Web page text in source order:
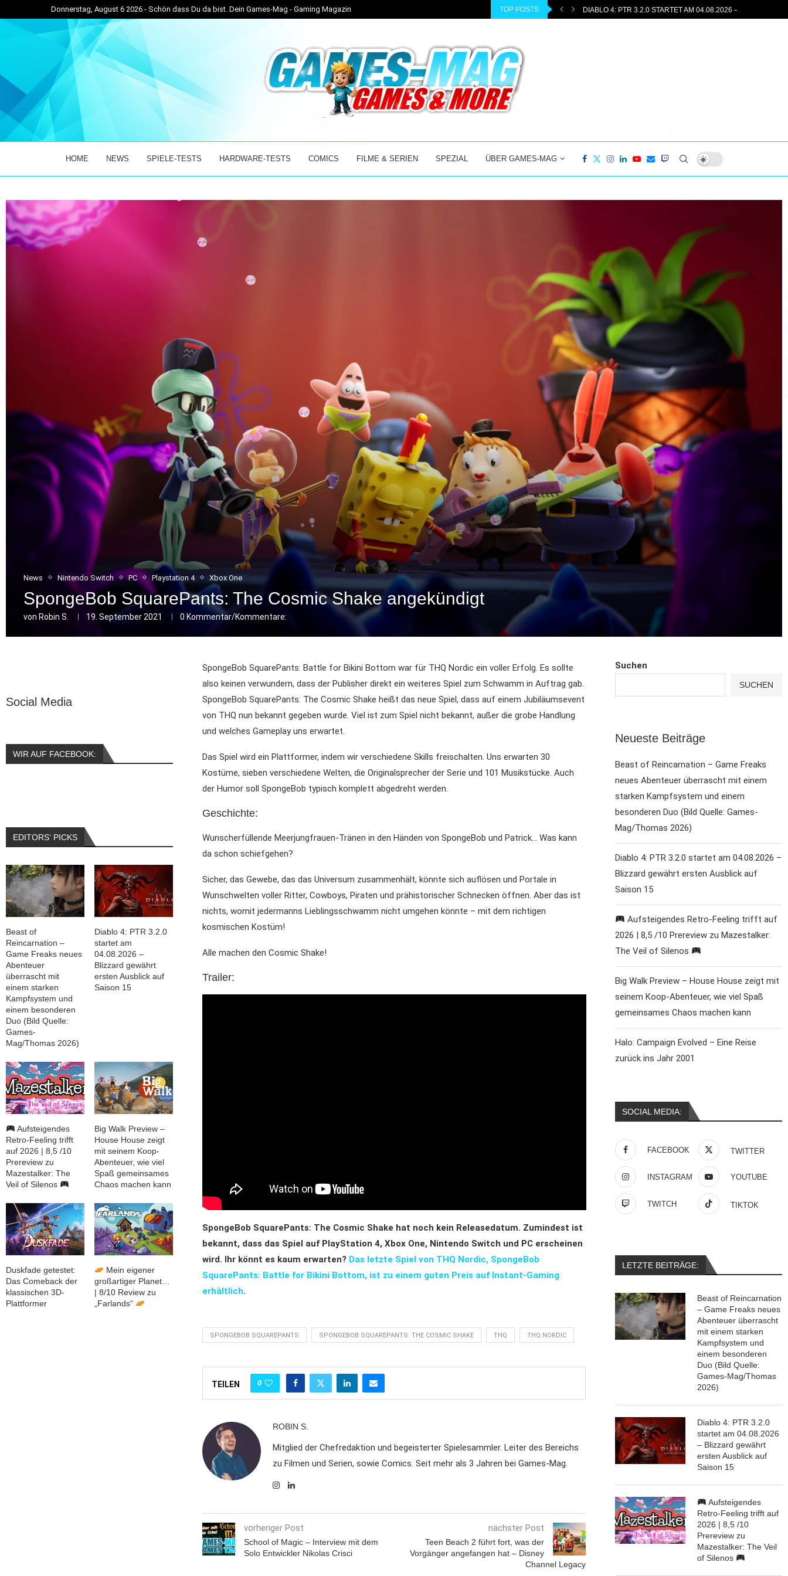
Donnerstag, August 6 2026 - Schön dass Du da bist. Dein Games-Mag - Gaming Magazin TOP POSTS
BEAST OF REINCARNATION – GAME FREAKS NEUES ABENTEUER... DIABLO 4: PTR 3.2.0 STARTET AM 04.08.2026 –... AUFSTEIGENDES RETRO-FEELING TRIFFT AUF 2026 |
HOME NEWS SPIELE-TESTS HARDWARE-TESTS COMICS FILME & SERIEN SPEZIAL ÜBER GAMES-MAG
News Nintendo Switch PC Playstation 4 Xbox One
SpongeBob SquarePants: The Cosmic Shake angekündigt
von Robin S. 19. September 2021 0 Kommentar/Kommentare:
SpongeBob SquarePants: Battle for Bikini Bottom war für THQ Nordic ein voller Erfolg. Es sollte
also keinen verwundern, dass der Publisher direkt ein weiteres Spiel zum Schwamm in Auftrag gab.
SpongeBob SquarePants: The Cosmic Shake heißt das neue Spiel, dass auf einem Jubiläumsevent
von THQ nun bekannt gegeben wurde. Viel ist zum Spiel nicht bekannt, außer die grobe Handlung
und welches Gameplay uns erwartet.
Das Spiel wird ein Plattformer, indem wir verschiedene Skills freischalten. Uns erwarten 30
Kostüme, sieben verschiedene Welten, die Originalsprecher der Serie und 101 Musikstücke. Auch
der Humor soll SpongeBob typisch komplett abgedreht werden.
Geschichte:
Wunscherfüllende Meerjungfrauen-Tränen in den Händen von SpongeBob und Patrick… Was kann
da schon schiefgehen?
Sicher, das Gewebe, das das Universum zusammenhält, könnte sich auflösen und Portale in
Wunschwelten voller Ritter, Cowboys, Piraten und prähistorischer Schnecken öffnen. Aber das ist
nichts, womit jedermanns Lieblingsschwamm nicht umgehen könnte – mit dem richtigen
kosmischen Kostüm!
Alle machen den Cosmic Shake!
Trailer:
SpongeBob SquarePants: The Cosmic Shake hat noch kein Releasedatum. Zumindest ist
bekannt, dass das Spiel auf PlayStation 4, Xbox One, Nintendo Switch und PC erscheinen
wird. Ihr könnt es kaum erwarten? Das letzte Spiel von THQ Nordic, SpongeBob
SquarePants: Battle for Bikini Bottom, ist zu einem guten Preis auf Instant-Gaming
erhältlich.
SPONGEBOB SQUAREPANTS SPONGEBOB SQUAREPANTS: THE COSMIC SHAKE THQ THQ NORDIC
TEILEN 0
ROBIN S.
Mitglied der Chefredaktion und begeisterter Spielesammler. Leiter des Bereichs
zu Filmen und Serien, sowie Comics. Seit mehr als 3 Jahren bei Games-Mag.
vorheriger Post
School of Magic – Interview mit dem
Solo Entwickler Nikolas Crisci
nächster Post
Teen Beach 2 führt fort, was der
Vorgänger angefangen hat – Disney
Channel Legacy
Suchen
SUCHEN
Neueste Beiträge
Beast of Reincarnation – Game Freaks
neues Abenteuer überrascht mit einem
starken Kampfsystem und einem
besonderen Duo (Bild Quelle: Games-
Mag/Thomas 2026)
Diablo 4: PTR 3.2.0 startet am 04.08.2026 –
Blizzard gewährt ersten Ausblick auf
Saison 15
Aufsteigendes Retro-Feeling trifft auf
2026 | 8,5 /10 Prereview zu Mazestalker:
The Veil of Silenos
Big Walk Preview – House House zeigt mit
seinem Koop-Abenteuer, wie viel Spaß
gemeinsames Chaos machen kann
Halo: Campaign Evolved – Eine Reise
zurück ins Jahr 2001
SOCIAL MEDIA:
FACEBOOK TWITTER
INSTAGRAM YOUTUBE
TWITCH TIKTOK
LETZTE BEITRÄGE:
Beast of Reincarnation
– Game Freaks neues
Abenteuer überrascht
mit einem starken
Kampfsystem und
einem besonderen
Duo (Bild Quelle:
Games-Mag/Thomas
2026)
Diablo 4: PTR 3.2.0
startet am 04.08.2026
– Blizzard gewährt
ersten Ausblick auf
Saison 15
Aufsteigendes
Retro-Feeling trifft auf
2026 | 8,5 /10
Prereview zu
Mazestalker: The Veil
of Silenos
Social Media
WIR AUF FACEBOOK:
EDITORS‘ PICKS
Beast of
Reincarnation –
Game Freaks neues
Abenteuer
überrascht mit
einem starken
Kampfsystem und
einem besonderen
Duo (Bild Quelle:
Games-
Mag/Thomas 2026)
Diablo 4: PTR 3.2.0
startet am
04.08.2026 –
Blizzard gewährt
ersten Ausblick auf
Saison 15
Aufsteigendes
Retro-Feeling trifft
auf 2026 | 8,5 /10
Prereview zu
Mazestalker: The
Veil of Silenos
Big Walk Preview –
House House zeigt
mit seinem Koop-
Abenteuer, wie viel
Spaß gemeinsames
Chaos machen kann
Duskfade getestet:
Das Comeback der
klassischen 3D-
Plattformer
Mein eigener
großartiger Planet…
| 8/10 Review zu
„Farlands“